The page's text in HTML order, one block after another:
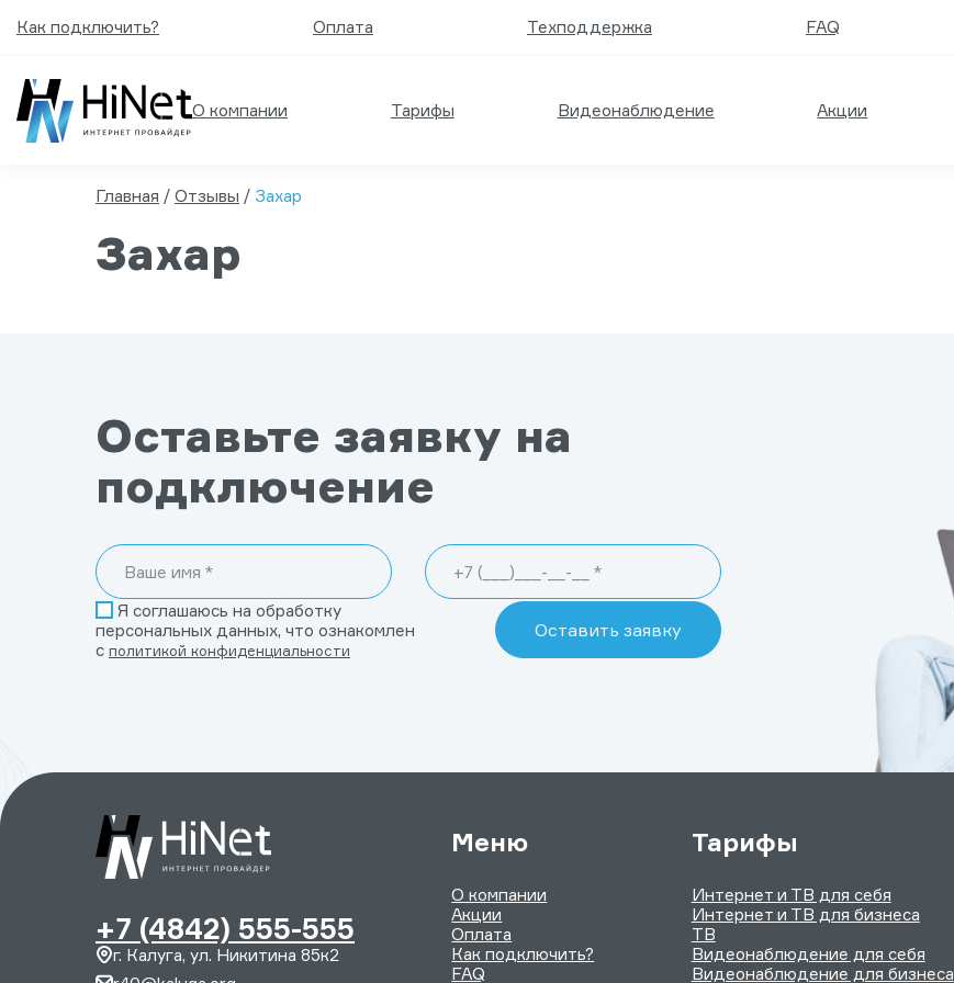
Как подключить? Оплата Техподдержка FAQ
О компании Тарифы Видеонаблюдение Акции
Главная / Отзывы / Захар
Захар
Оставьте заявку на
подключение
Я соглашаюсь на обработку
персональных данных, что ознакомлен
с политикой конфиденциальности
+7 (4842) 555-555
г. Калуга, ул. Никитина 85к2
Меню
О компании
Акции
Оплата
Как подключить?
FAQ
Тарифы
Интернет и ТВ для себя
Интернет и ТВ для бизнеса
ТВ
Видеонаблюдение для себя
Видеонаблюдение для бизнеса